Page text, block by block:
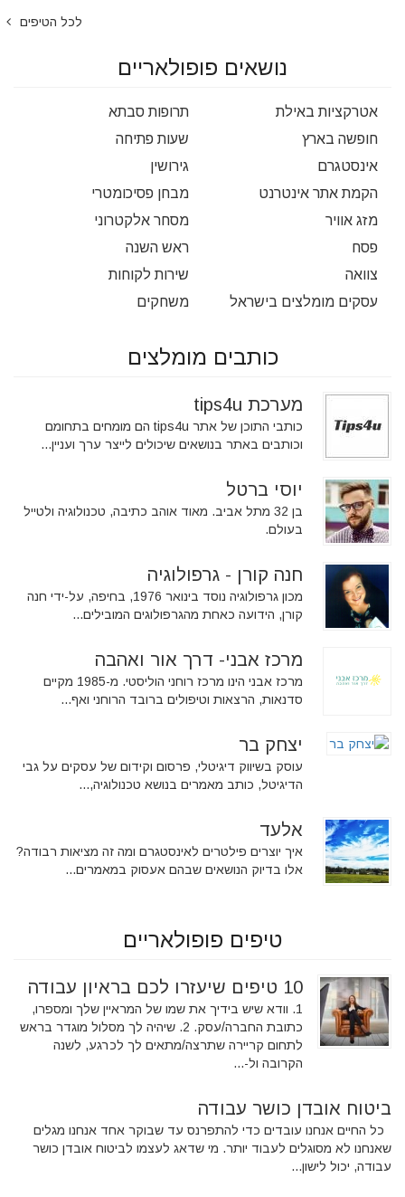
לכל הטיפים
נושאים פופולאריים
אטרקציות באילת
תרופות סבתא
חופשה בארץ
שעות פתיחה
אינסטגרם
גירושין
הקמת אתר אינטרנט
מבחן פסיכומטרי
מזג אוויר
מסחר אלקטרוני
פסח
ראש השנה
צוואה
שירות לקוחות
עסקים מומלצים בישראל
משחקים
כותבים מומלצים
מערכת tips4u
כותבי התוכן של אתר tips4u הם מומחים בתחומם
וכותבים באתר בנושאים שיכולים לייצר ערך ועניין...
יוסי ברטל
בן 32 מתל אביב. מאוד אוהב כתיבה, טכנולוגיה ולטייל
בעולם.
חנה קורן - גרפולוגיה
מכון גרפולוגיה נוסד בינואר 1976, בחיפה, על-ידי חנה
קורן, הידועה כאחת מהגרפולוגים המובילים...
מרכז אבני- דרך אור ואהבה
מרכז אבני הינו מרכז רוחני הוליסטי. מ-1985 מקיים
סדנאות, הרצאות וטיפולים ברובד הרוחני ואף...
יצחק בר
עוסק בשיווק דיגיטלי, פרסום וקידום של עסקים על גבי
הדיגיטל, כותב מאמרים בנושא טכנולוגיה,...
אלעד
איך יוצרים פילטרים לאינסטגרם ומה זה מציאות רבודה?
אלו בדיוק הנושאים שבהם אעסוק במאמרים...
טיפים פופולאריים
10 טיפים שיעזרו לכם בראיון עבודה
1. וודא שיש בידיך את שמו של המראיין שלך ומספרו,
כתובת החברה/עסק. 2. שיהיה לך מסלול מוגדר בראש
לתחום קריירה שתרצה/מתאים לך לכרגע, לשנה
הקרובה ול-...
ביטוח אובדן כושר עבודה
כל החיים אנחנו עובדים כדי להתפרנס עד שבוקר אחד אנחנו מגלים
שאנחנו לא מסוגלים לעבוד יותר. מי שדאג לעצמו לביטוח אובדן כושר
עבודה, יכול לישון...